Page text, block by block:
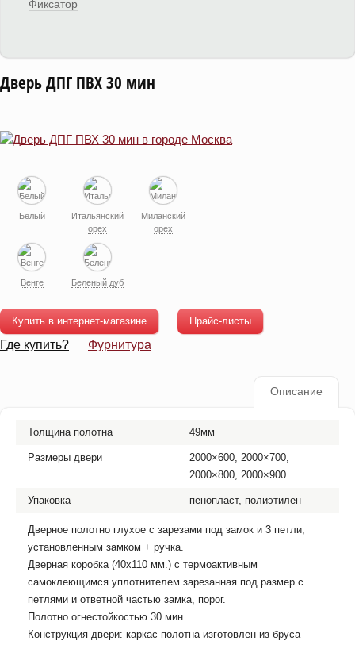
Фиксатор
Дверь ДПГ ПВХ 30 мин
Белый
Итальянский
орех
Миланский
орех
Венге Беленый дуб
Купить в интернет-магазине Прайс-листы
Где купить? Фурнитура
Описание
Толщина полотна 49мм
Размеры двери
2000×600, 2000×700,
2000×800, 2000×900
Упаковка пенопласт, полиэтилен
Дверное полотно глухое с зарезами под замок и 3 петли,
установленным замком + ручка.
Дверная коробка (40х110 мм.) с термоактивным
самоклеющимся уплотнителем зарезанная под размер с
петлями и ответной частью замка, порог.
Полотно огнестойкостью 30 мин
Конструкция двери: каркас полотна изготовлен из бруса